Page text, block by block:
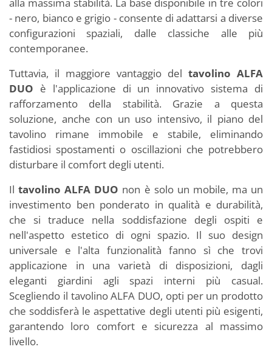
- nero, bianco e grigio - consente di adattarsi a diverse
configurazioni spaziali, dalle classiche alle più
contemporanee.
Tuttavia, il maggiore vantaggio del tavolino ALFA
DUO è l'applicazione di un innovativo sistema di
rafforzamento della stabilità. Grazie a questa
soluzione, anche con un uso intensivo, il piano del
tavolino rimane immobile e stabile, eliminando
fastidiosi spostamenti o oscillazioni che potrebbero
disturbare il comfort degli utenti.
Iltavolino ALFA DUO non è solo un mobile, ma un
investimento ben ponderato in qualità e durabilità,
che si traduce nella soddisfazione degli ospiti e
nell'aspetto estetico di ogni spazio. Il suo design
universale e l'alta funzionalità fanno sì che trovi
applicazione in una varietà di disposizioni, dagli
eleganti giardini agli spazi interni più casual.
Scegliendo il tavolino ALFA DUO, opti per un prodotto
che soddisferà le aspettative degli utenti più esigenti,
garantendo loro comfort e sicurezza al massimo
livello.